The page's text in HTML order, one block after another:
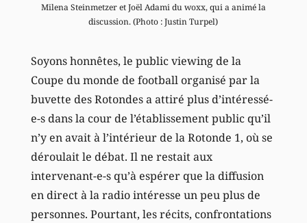
Milena Steinmetzer et Joël Adami du woxx, qui a animé la
discussion. (Photo : Justin Turpel)
Soyons honnêtes, le public viewing de la
Coupe du monde de football organisé par la
buvette des Rotondes a attiré plus d’intéressé-
e-s dans la cour de l’établissement public qu’il
n’y en avait à l’intérieur de la Rotonde 1, où se
déroulait le débat. Il ne restait aux
intervenant-e-s qu’à espérer que la diffusion
en direct à la radio intéresse un peu plus de
personnes. Pourtant, les récits, confrontations